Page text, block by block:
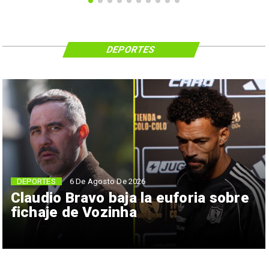
Claudio Bravo baja la euforia sobre
fichaje de Vozinha
DEPORTES 6 De Agosto De 2026
DEPORTES